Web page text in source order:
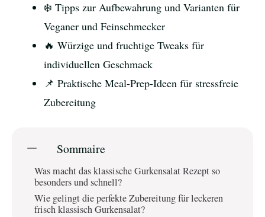
❄️ Tipps zur Aufbewahrung und Varianten für
Veganer und Feinschmecker
🔥 Würzige und fruchtige Tweaks für
individuellen Geschmack
📌 Praktische Meal-Prep-Ideen für stressfreie
Zubereitung
Sommaire
Was macht das klassische Gurkensalat Rezept so
besonders und schnell?
Wie gelingt die perfekte Zubereitung für leckeren
frisch klassisch Gurkensalat?